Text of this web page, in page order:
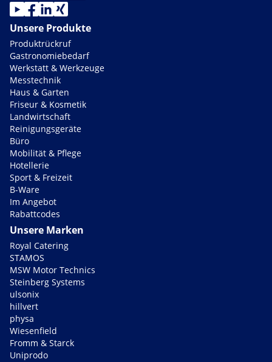
Unsere Produkte
Produktrückruf
Gastronomiebedarf
Werkstatt & Werkzeuge
Messtechnik
Haus & Garten
Friseur & Kosmetik
Landwirtschaft
Reinigungsgeräte
Büro
Mobilität & Pflege
Hotellerie
Sport & Freizeit
B-Ware
Im Angebot
Rabattcodes
Unsere Marken
Royal Catering
STAMOS
MSW Motor Technics
Steinberg Systems
ulsonix
hillvert
physa
Wiesenfield
Fromm & Starck
Uniprodo